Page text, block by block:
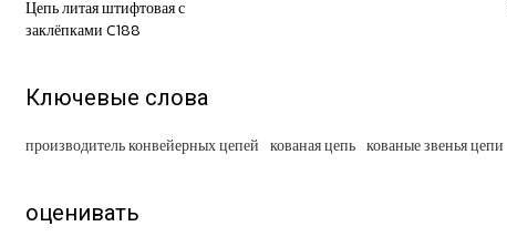
Цепь литая штифтовая с
заклёпками C188
Ключевые слова
производитель конвейерных цепей кованая цепь кованые звенья цепи
оценивать